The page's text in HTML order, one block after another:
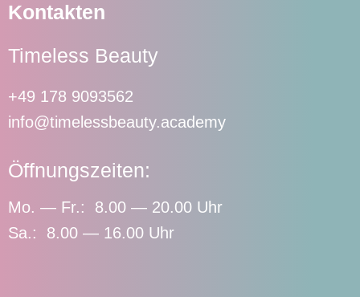
Kontakten
Timeless Beauty
+49 178 9093562
info@timelessbeauty.academy
Öffnungszeiten:
Mo. — Fr.: 8.00 — 20.00 Uhr
Sa.: 8.00 — 16.00 Uhr